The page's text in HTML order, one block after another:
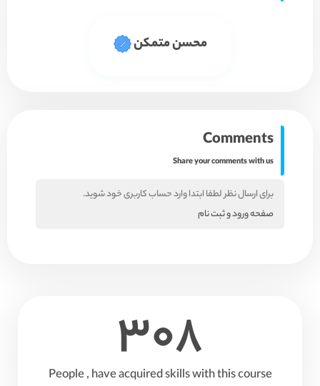
محسن متمکن
Comments
Share your comments with us
برای ارسال نظر لطفا ابتدا وارد حساب کاربری خود شوید.
صفحه ورود و ثبت نام
308
People , have acquired skills with this course